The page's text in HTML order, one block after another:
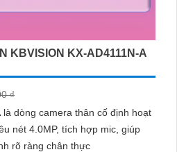
KBVISION KX-AD4111N-A
₫
là dòng camera thân cố định hoạt
nét 4.0MP, tích hợp mic, giúp
rõ ràng chân thực